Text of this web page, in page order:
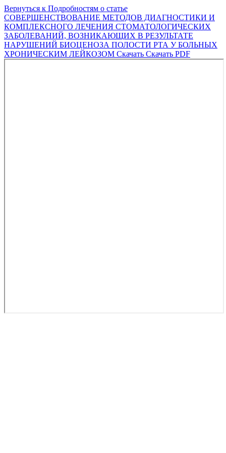
Вернуться к Подробностям о статье
СОВЕРШЕНСТВОВАНИЕ МЕТОДОВ ДИАГНОСТИКИ И
КОМПЛЕКСНОГО ЛЕЧЕНИЯ СТОМАТОЛОГИЧЕСКИХ
ЗАБОЛЕВАНИЙ, ВОЗНИКАЮЩИХ В РЕЗУЛЬТАТЕ
НАРУШЕНИЙ БИОЦЕНОЗА ПОЛОСТИ РТА У БОЛЬНЫХ
ХРОНИЧЕСКИМ ЛЕЙКОЗОМ Скачать Скачать PDF